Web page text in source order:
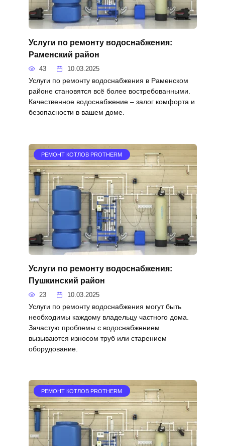
Услуги по ремонту водоснабжения:
Раменский район
43 10.03.2025
Услуги по ремонту водоснабжения в Раменском
районе становятся всё более востребованными.
Качественное водоснабжение – залог комфорта и
безопасности в вашем доме.
РЕМОНТ КОТЛОВ PROTHERM
Услуги по ремонту водоснабжения:
Пушкинский район
23 10.03.2025
Услуги по ремонту водоснабжения могут быть
необходимы каждому владельцу частного дома.
Зачастую проблемы с водоснабжением
вызываются износом труб или старением
оборудование.
РЕМОНТ КОТЛОВ PROTHERM